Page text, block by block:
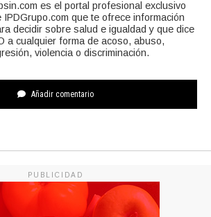
es el portal profesional exclusivo
IPDGrupo.com que te ofrece información
decidir sobre salud e igualdad y que dice
a cualquier forma de acoso, abuso,
violencia o discriminación.
Añadir comentario
PUBLICIDAD